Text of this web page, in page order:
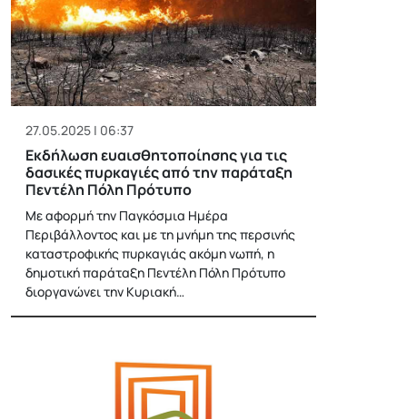
27.05.2025 | 06:37
Εκδήλωση ευαισθητοποίησης για τις
δασικές πυρκαγιές από την παράταξη
Πεντέλη Πόλη Πρότυπο
Με αφορμή την Παγκόσμια Ημέρα
Περιβάλλοντος και με τη μνήμη της περσινής
καταστροφικής πυρκαγιάς ακόμη νωπή, η
δημοτική παράταξη Πεντέλη Πόλη Πρότυπο
διοργανώνει την Κυριακή…